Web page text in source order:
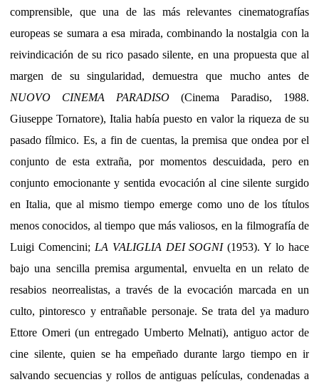
comprensible, que una de las más relevantes cinematografías
europeas se sumara a esa mirada, combinando la nostalgia con la
reivindicación de su rico pasado silente, en una propuesta que al
margen de su singularidad, demuestra que mucho antes de
NUOVO CINEMA PARADISO (Cinema Paradiso, 1988.
Giuseppe Tornatore), Italia había puesto en valor la riqueza de su
pasado fílmico. Es, a fin de cuentas, la premisa que ondea por el
conjunto de esta extraña, por momentos descuidada, pero en
conjunto emocionante y sentida evocación al cine silente surgido
en Italia, que al mismo tiempo emerge como uno de los títulos
menos conocidos, al tiempo que más valiosos, en la filmografía de
Luigi Comencini; LA VALIGLIA DEI SOGNI(1953). Y lo hace
bajo una sencilla premisa argumental, envuelta en un relato de
resabios neorrealistas, a través de la evocación marcada en un
culto, pintoresco y entrañable personaje. Se trata del ya maduro
Ettore Omeri (un entregado Umberto Melnati), antiguo actor de
cine silente, quien se ha empeñado durante largo tiempo en ir
salvando secuencias y rollos de antiguas películas, condenadas a